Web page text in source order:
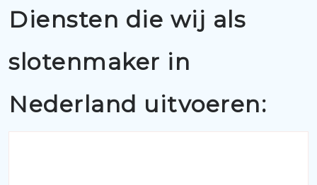
Diensten die wij als
slotenmaker in
Nederland uitvoeren: